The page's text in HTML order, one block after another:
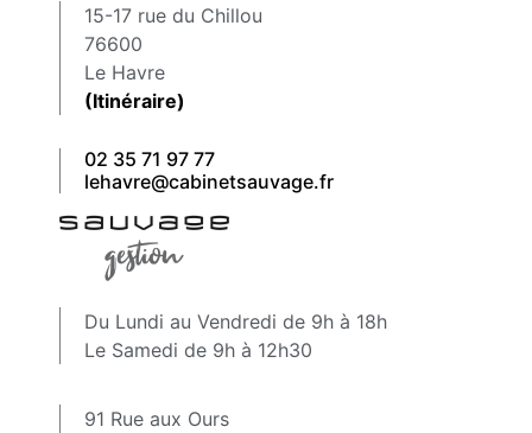
15-17 rue du Chillou
76600
Le Havre
(Itinéraire)
02 35 71 97 77
lehavre@cabinetsauvage.fr
Du Lundi au Vendredi de 9h à 18h
Le Samedi de 9h à 12h30
91 Rue aux Ours